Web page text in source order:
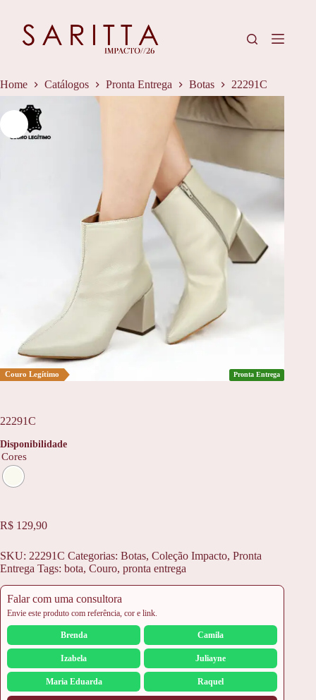
conteúdo
Home Catálogos Pronta Entrega Botas 22291C
Pronta Entrega
Couro Legítimo
22291C
Disponibilidade
Cores
R$ 129,90
SKU: 22291C Categorias: Botas, Coleção Impacto, Pronta
Entrega Tags: bota, Couro, pronta entrega
Falar com uma consultora
Envie este produto com referência, cor e link.
Brenda Camila
Izabela Juliayne
Maria Eduarda Raquel